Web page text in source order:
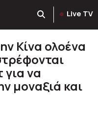
Live TV
Κίνα ολοένα
να
μοναξιά και